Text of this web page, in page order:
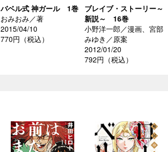
バベル式 神ガール 1巻
おみおみ／著
2015/04/10
770円（税込）
ブレイブ・ストーリー～
新説～ 16巻
小野洋一郎／漫画、宮部
みゆき／原案
2012/01/20
792円（税込）